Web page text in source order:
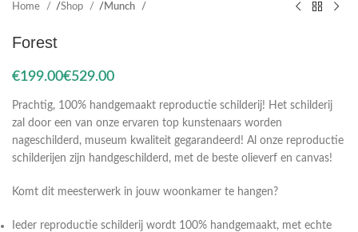
Home Shop Munch
Forest
€ €
Prachtig, 100% handgemaakt reproductie schilderij! Het schilderij
zal door een van onze ervaren top kunstenaars worden
nageschilderd, museum kwaliteit gegarandeerd! Al onze reproductie
schilderijen zijn handgeschilderd, met de beste olieverf en canvas!
Komt dit meesterwerk in jouw woonkamer te hangen?
Ieder reproductie schilderij wordt 100% handgemaakt, met echte